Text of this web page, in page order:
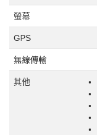
螢幕
GPS
無線傳輸
其他